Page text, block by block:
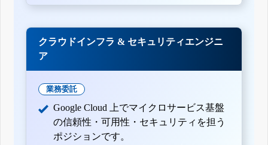
クラウドインフラ & セキュリティエンジニ
ア
業務委託
Google Cloud 上でマイクロサービス基盤
の信頼性・可用性・セキュリティを担う
ポジションです。